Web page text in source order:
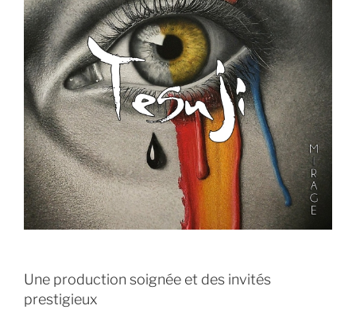
Une production soignée et des invités
prestigieux